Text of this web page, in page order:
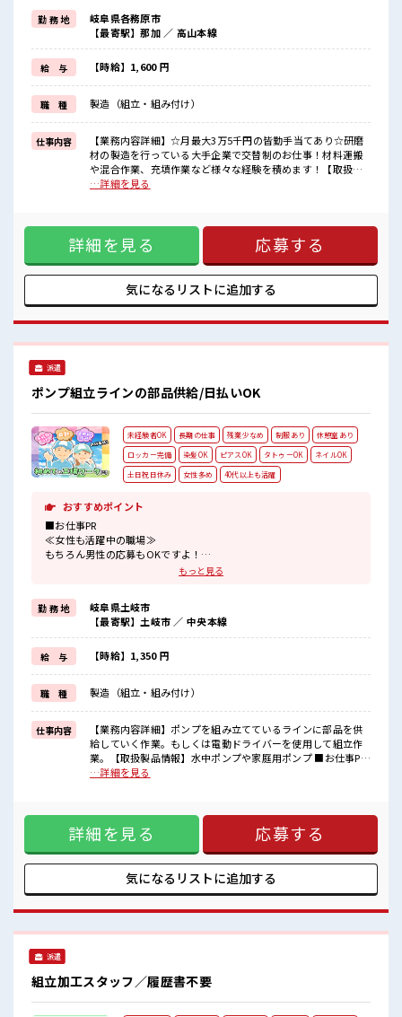
家族や友人と一緒にプライベート満喫！
制服があると毎日の服選びに悩まずOK♪
≪未経験OKの仕事≫
新しいことにチャレンジするのは不安だけど、
しっかり働く環境が整っています！
イチからスキルUP・ステップUP目指していきましょう！
≪自分に合った期間で働ける≫
福利厚生が整った派遣のお仕事です！
■職場の雰囲気
休憩室完備でランチや休憩も充実しそう♪
職場にはロッカー完備！
私物の置きすぎには注意が必要ですね★
勤 務 地
岐阜県各務原市
【最寄駅】那加 ／ 高山本線
給 与 【時給】1,600 円
職 種 製造（組立・組み付け）
仕事内容
【業務内容詳細】☆月最大3万5千円の皆勤手当てあり☆研磨
材の製造を行っている大手企業で交替制のお仕事！材料運搬
や混合作業、充填作業など様々な経験を積めます！【取扱製
品情報】研磨材 ■お仕事PR ≪無理なくお給料に残業代を上乗
ると毎日の服選びに悩まずOK♪ ≪未経験OKの仕事≫ 新しい
ことにチャレンジするのは不安だけど、 しっかり働く環境が
整っています！ イチからスキルUP・ステップUP目指してい
きましょう！ ≪自分に合った期間で働ける≫ 福利厚生が整っ
た派遣のお仕事です！ ■職場の雰囲気 休憩室完備でランチや
休憩も充実しそう♪ 職場にはロッカー完備！ 私物の置きすぎ
目指せますよ！
…詳細を見る
詳細を見る 応募する
気になるリストに追加する
派遣
ポンプ組立ラインの部品供給/日払いOK
未経験者OK 長期の仕事 残業少なめ 制服あり
休憩室あり
ロッカー完備
染髪OK ピアスOK タトゥーOK
ネイルOK
土日祝日休み
女性多め 40代以上も活躍
おすすめポイント
■お仕事PR
≪女性も活躍中の職場≫
もちろん男性の応募もOKですよ！
残業はほとんどナシ！
≪完全週休二日制≫
週末は家族や友人と一緒にプライベート満喫！
≪ヘアカラーOKで自由な雰囲気の職場≫
明るすぎたり奇抜でなければ基本的に自由！
(規定有)制服があると毎日の服選びに悩まずOK♪
≪様々なお仕事をご提案≫
一人で悩まず気軽に相談できる、
派遣のお仕事です！
■職場の雰囲気
女性も活躍しやすい雰囲気の職場です！
キバツ過ぎなければ髪色・髪型は自由！
もっと見る
勤 務 地
岐阜県土岐市
【最寄駅】土岐市 ／ 中央本線
給 与 【時給】1,350 円
職 種 製造（組立・組み付け）
仕事内容
【業務内容詳細】ポンプを組み立てているラインに部品を供
給していく作業。もしくは電動ドライバーを使用して組立作
業。【取扱製品情報】水中ポンプや家庭用ポンプ ■お仕事PR
≪女性も活躍中の職場≫ もちろん男性の応募もOKですよ！
や友人と一緒にプライベート満喫！ ≪ヘアカラーOKで自由な
雰囲気の職場≫ 明るすぎたり奇抜でなければ基本的に自由！
(規定有)制服があると毎日の服選びに悩まずOK♪ ≪様々なお
仕事をご提案≫ 一人で悩まず気軽に相談できる、 派遣のお仕
事です！ ■職場の雰囲気 女性も活躍しやすい雰囲気の職場で
す！ キバツ過ぎなければ髪色・髪型は自由！ あなたの個性を
…詳細を見る
詳細を見る 応募する
気になるリストに追加する
派遣
組立加工スタッフ／履歴書不要